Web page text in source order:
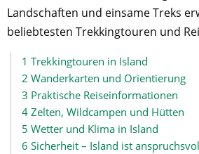
Landschaften und einsame Treks
beliebtesten Trekkingtouren und
1 Trekkingtouren in Island
2 Wanderkarten und Orientierung
3 Praktische Reiseinformationen
4 Zelten, Wildcampen und Hütten
5 Wetter und Klima in Island
6 Sicherheit – Island ist